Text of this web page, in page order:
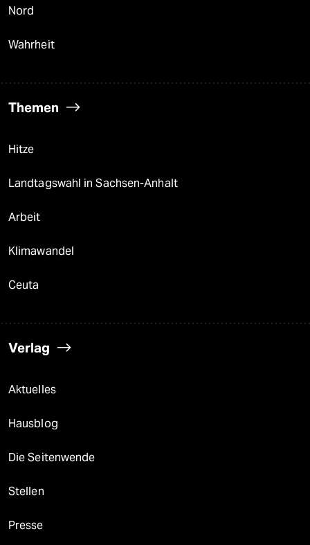
Nord
Wahrheit
Themen
Hitze
Landtagswahl in Sachsen-Anhalt
Arbeit
Klimawandel
Ceuta
Verlag
Aktuelles
Hausblog
Die Seitenwende
Stellen
Presse